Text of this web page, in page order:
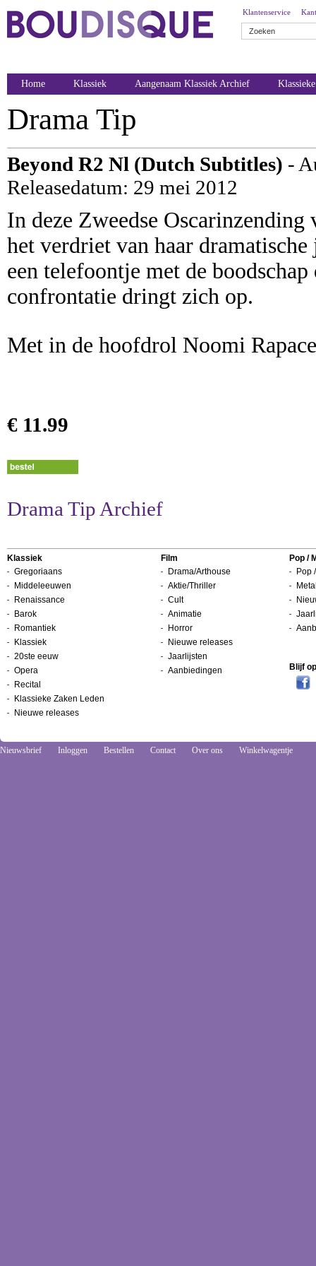
Klantenservice
Home Klassiek Aangenaam Klassiek Archief
Drama Tip
Beyond R2 Nl (Dutch Subtitles) -
Releasedatum: 29 mei 2012
In deze Zweedse
het verdriet van haar
een telefoontje met de
confrontatie dringt zich op.
Met in de hoofdrol Noomi
€ 11.99
Drama Tip Archief
Klassiek
Gregoriaans
Middeleeuwen
Renaissance
Barok
Romantiek
Klassiek
20ste eeuw
Opera
Recital
Klassieke Zaken Leden
Nieuwe releases
Film
Drama/Arthouse
Aktie/Thriller
Cult
Animatie
Horror
Nieuwe releases
Jaarlijsten
Aanbiedingen
Pop /
Pop
Blijf
Nieuwsbrief Inloggen Bestellen Contact Over ons Winkelwagentje